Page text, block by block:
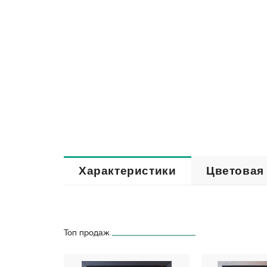
Характеристики
Топ продаж